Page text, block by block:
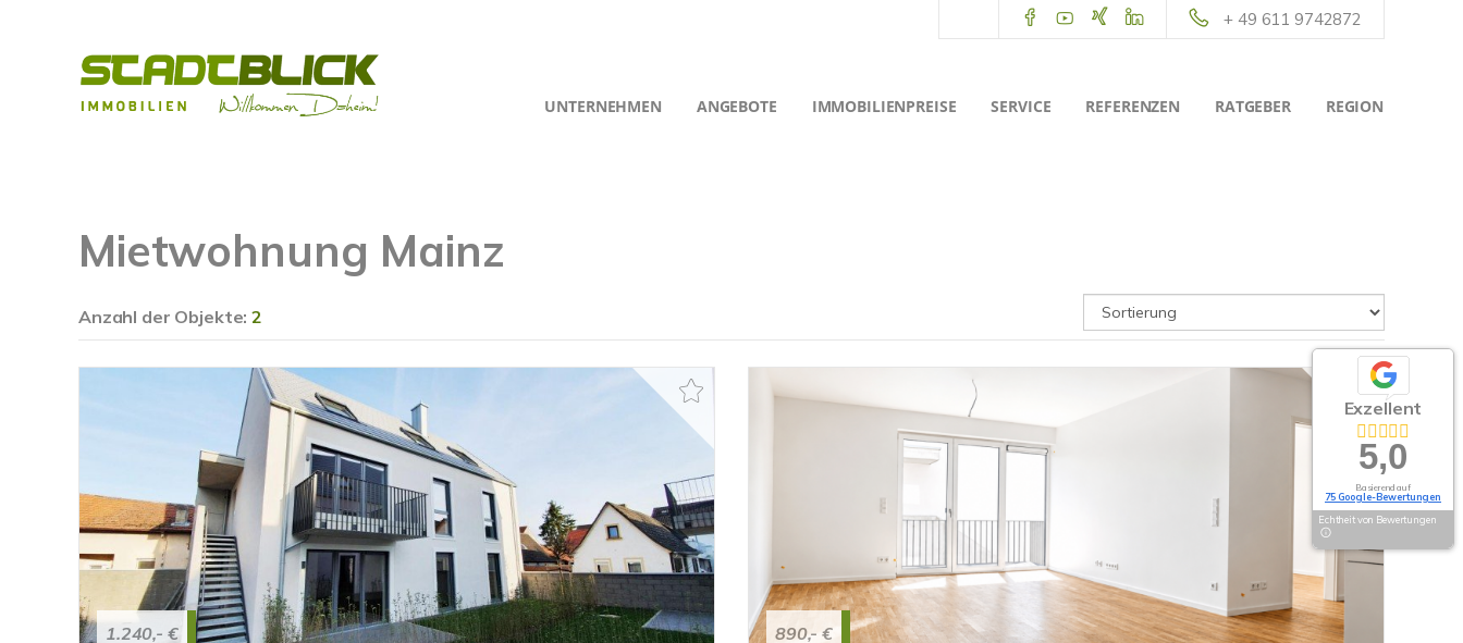
+ 49 611 9742872
UNTERNEHMEN ANGEBOTE IMMOBILIENPREISE SERVICE REFERENZEN RATGEBER REGION
Mietwohnung Mainz
Anzahl der Objekte:2
1.240,- € 890,- €
Exzellent
5,0
Basierend auf
75 Google-Bewertungen
Echtheit von Bewertungen